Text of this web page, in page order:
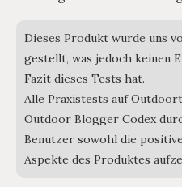
Dieses Produkt wurde uns
gestellt, was jedoch keinen
Fazit dieses Tests hat.
Alle Praxistests auf
Outdoor Blogger Codex
Benutzer sowohl die
Aspekte des Produktes